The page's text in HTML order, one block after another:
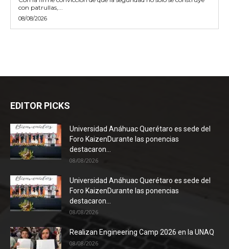
con patrullas,...
08/08/2026
EDITOR PICKS
Universidad Anáhuac Querétaro es sede del
Foro KaizenDurante las ponencias
destacaron...
08/08/2026
Universidad Anáhuac Querétaro es sede del
Foro KaizenDurante las ponencias
destacaron...
08/08/2026
Realizan Engineering Camp 2026 en la UNAQ
08/08/2026